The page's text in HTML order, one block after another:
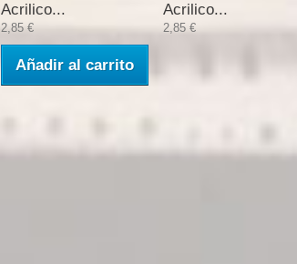
Acrilico...
2,85 €
Añadir al carrito
Acrilico...
2,85 €